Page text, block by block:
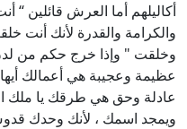
أكاليلهم أما العرش قائلين “
والكرامة والقدرة لأنك أنت
وخلقت " وإذا خرج حكم من
عظيمة وعجيبة هي أعمالك
عادلة وحق هي طرقك يا ملك
ويمجد اسمك ، لأنك وحدك